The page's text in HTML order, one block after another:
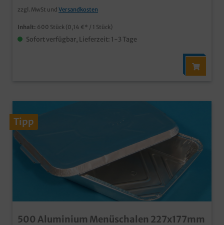
zzgl. MwSt und Versandkosten
Inhalt: 600 Stück (0,14 €* / 1 Stück)
Sofort verfügbar, Lieferzeit: 1-3 Tage
Tipp
500 Aluminium Menüschalen 227x177mm